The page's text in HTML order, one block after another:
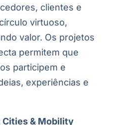
clientes e
virtuoso,
valor. Os projetos
permitem que
participem e
experiências e
Cities & Mobility